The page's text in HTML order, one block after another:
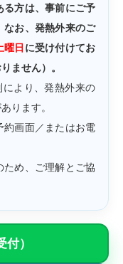
る方は、事前にご予
なお、発熱外来のご
曜日 に受け付けてお
ません）。
より、発熱外来の
ります。
約画面／またはお電
ため、ご理解とご協
）